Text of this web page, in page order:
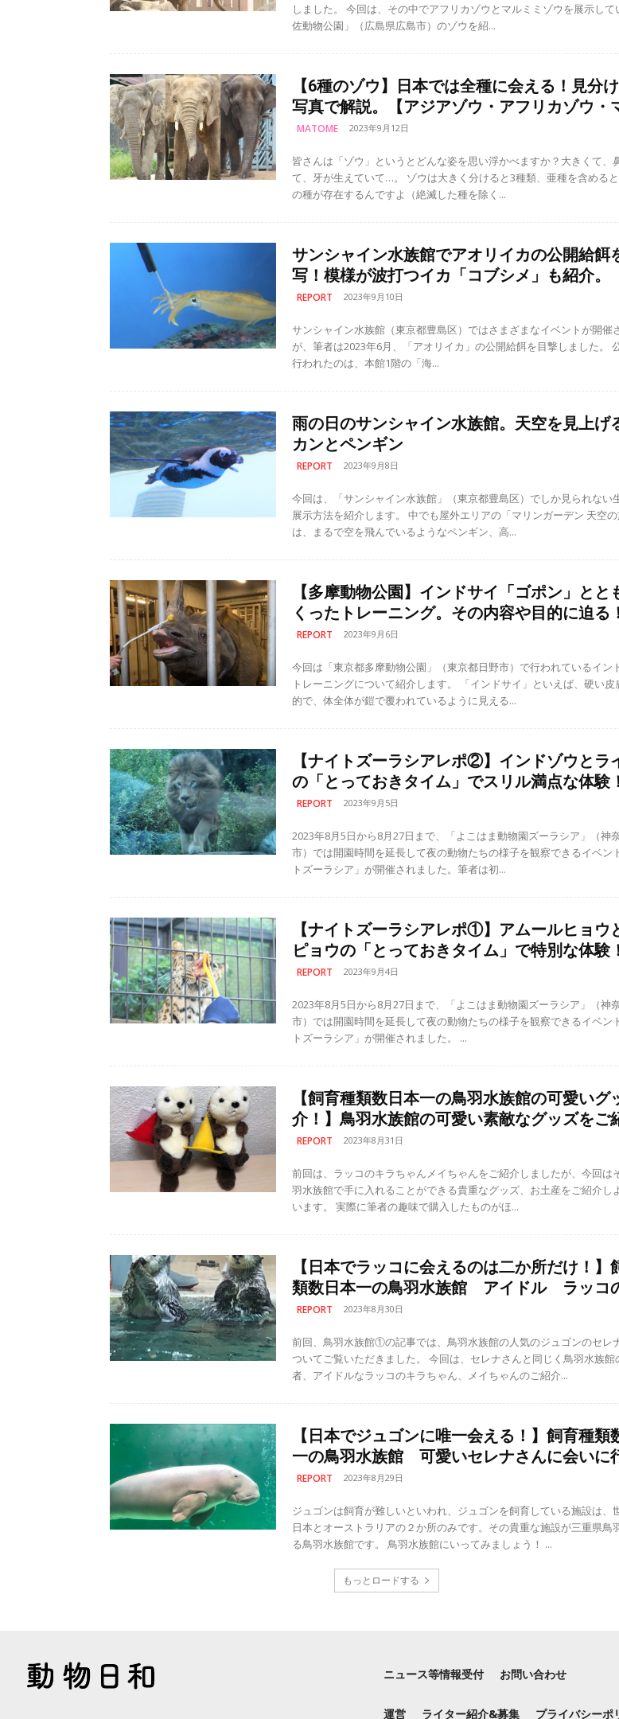
しました。 今回は、その中でアフリカゾウとマルミミゾウを展示している「安
佐動物公園」（広島県広島市）のゾウを紹...
【6種のゾウ】日本では全種に会える！見分
写真で解説。【アジアゾウ・アフリカゾウ・
MATOME 2023年9月12日
皆さんは「ゾウ」というとどんな姿を思い浮かべますか？大きくて、
て、牙が生えていて…。 ゾウは大きく分けると3種類、亜種を含めると6種類も
の種が存在するんですよ（絶滅した種を除く...
サンシャイン水族館でアオリイカの公開給餌
写！模様が波打つイカ「コブシメ」も紹介。
REPORT 2023年9月10日
サンシャイン水族館（東京都豊島区）ではさまざまなイベントが開催
が、筆者は2023年6月、「アオリイカ」の公開給餌を目撃しました。 公開給餌が
行われたのは、本館1階の「海...
雨の日のサンシャイン水族館。天空を見上げ
カンとペンギン
REPORT 2023年9月8日
今回は、「サンシャイン水族館」（東京都豊島区）でしか見られない
展示方法を紹介します。 中でも屋外エリアの「マリンガーデン 天空の旅」で
は、まるで空を飛んでいるようなペンギン、高...
【多摩動物公園】インドサイ「ゴポン」とと
くったトレーニング。その内容や目的に迫る！
REPORT 2023年9月6日
今回は「東京都多摩動物公園」（東京都日野市）で行われているイン
トレーニングについて紹介します。 「インドサイ」といえば、硬い皮膚が特徴
的で、体全体が鎧で覆われているように見える...
【ナイトズーラシアレポ②】インドゾウとラ
の「とっておきタイム」でスリル満点な体験！
REPORT 2023年9月5日
2023年8月5日から8月27日まで、「よこはま動物園ズーラシア」（神
市）では開園時間を延長して夜の動物たちの様子を観察できるイベン
トズーラシア」が開催されました。筆者は初...
【ナイトズーラシアレポ①】アムールヒョウ
ピョウの「とっておきタイム」で特別な体験！
REPORT 2023年9月4日
2023年8月5日から8月27日まで、「よこはま動物園ズーラシア」（神
市）では開園時間を延長して夜の動物たちの様子を観察できるイベン
トズーラシア」が開催されました。 ...
【飼育種類数日本一の鳥羽水族館の可愛いグ
介！】鳥羽水族館の可愛い素敵なグッズをご
REPORT 2023年8月31日
前回は、ラッコのキラちゃんメイちゃんをご紹介しましたが、今回は
羽水族館で手に入れることができる貴重なグッズ、お土産をご紹介し
います。 実際に筆者の趣味で購入したものがほ...
【日本でラッコに会えるのは二か所だけ！】
類数日本一の鳥羽水族館 アイドル ラッコ
REPORT 2023年8月30日
前回、鳥羽水族館①の記事では、鳥羽水族館の人気のジュゴンのセレ
ついてご覧いただきました。 今回は、セレナさんと同じく鳥羽水族館の人気
者、アイドルなラッコのキラちゃん、メイちゃんのご紹介...
【日本でジュゴンに唯一会える！】飼育種類
一の鳥羽水族館 可愛いセレナさんに会いに
REPORT 2023年8月29日
ジュゴンは飼育が難しいといわれ、ジュゴンを飼育している施設は、
日本とオーストラリアの２か所のみです。その貴重な施設が三重県鳥
る鳥羽水族館です。 鳥羽水族館にいってみましょう！ ...
もっとロードする
ニュース等情報受付 お問い合わせ
運営 ライター紹介&募集 プライバシーポ